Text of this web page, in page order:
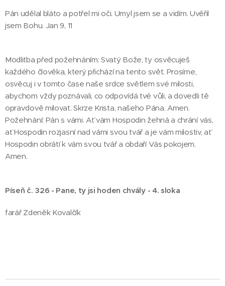
Pán udělal bláto a potřel mi oči. Umyl jsem se a vidím. Uvěřil
jsem Bohu. Jan 9, 11
Modlitba před požehnáním: Svatý Bože, ty osvěcuješ
každého člověka, který přichází na tento svět. Prosíme,
osvěcuj i v tomto čase naše srdce světlem své milosti,
abychom vždy poznávali, co odpovídá tvé vůli, a dovedli tě
opravdově milovat. Skrze Krista, našeho Pána. Amen.
Požehnání: Pán s vámi. Ať vám Hospodin žehná a chrání vás,
ať Hospodin rozjasní nad vámi svou tvář a je vám milostiv, ať
Hospodin obrátí k vám svou tvář a obdaří Vás pokojem.
Amen.
Píseň č. 326 - Pane, ty jsi hoden chvály - 4. sloka
farář Zdeněk Kovalčík